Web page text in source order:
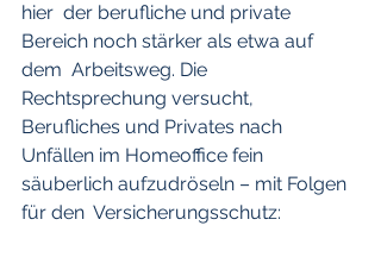
hier  der berufliche und private
Bereich noch stärker als etwa auf
dem  Arbeitsweg. Die
Rechtsprechung versucht,
Berufliches und Privates nach
Unfällen im Homeoffice fein
säuberlich aufzudröseln – mit Folgen
für den  Versicherungsschutz: